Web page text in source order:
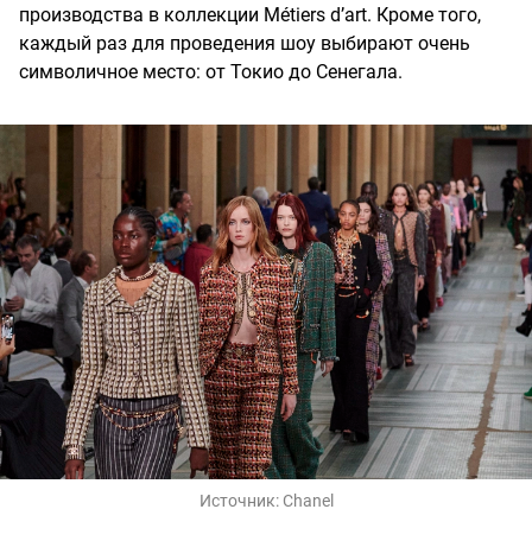
производства в коллекции Métiers d’art. Кроме того,
каждый раз для проведения шоу выбирают очень
символичное место: от Токио до Сенегала.
Источник: Chanel